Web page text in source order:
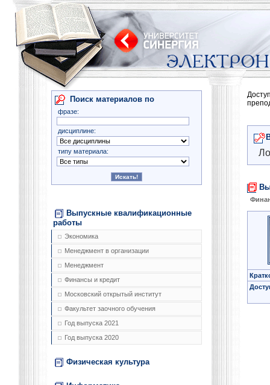
Поиск материалов по
фразе:
дисциплине:
типу материала:
Выпускные квалификационные
работы
Экономика
Менеджмент в организации
Менеджмент
Финансы и кредит
Московский открытый институт
Факультет заочного обучения
Год выпуска 2021
Год выпуска 2020
Физическая культура